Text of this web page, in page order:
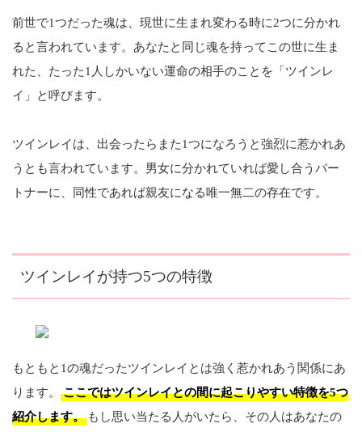
前世で1つだった魂は、現世に生まれ変わる時に2つに分かれ
ると言われています。あなたと同じ魂を持ってこの世に生ま
れた、たった1人しかいない運命の相手のことを「ツインレ
イ」と呼びます。
ツインレイは、出会ったらまた1つになろうと強烈に惹かれあ
うとも言われています。男女に分かれていれば愛し合うパー
トナーに、同性であれば親友になる唯一無二の存在です。
ツインレイが持つ5つの特徴
もともと1の魂だったツインレイとは強く惹かれあう関係にあ
ります。
ここではツインレイとの間に起こりやすい特徴を5つ
紹介します。 もし思い当たる人がいたら、その人はあなたの